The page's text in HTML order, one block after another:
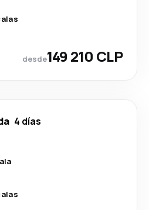
desde149 210 CLP
4 días